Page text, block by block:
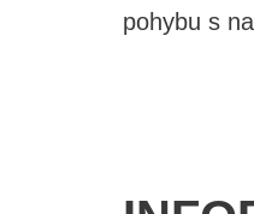
pohybu s